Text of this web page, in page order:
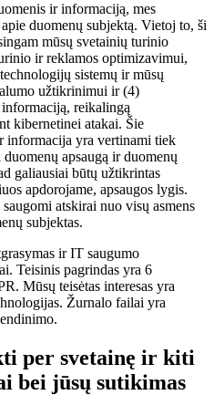
ir informaciją, mes
duomenų subjektą. Vietoj to, ši
mūsų svetainių turinio
ir reklamos optimizavimui,
sistemų ir mūsų
užtikrinimui ir (4)
reikalingą
kibernetinei atakai. Šie
informacija yra vertinami tiek
apsaugą ir duomenų
galiausiai būtų užtikrintas
apdorojame, apsaugos lygis.
atskirai nuo visų asmens
subjektas.
ir IT saugumo
Teisinis pagrindas yra 6
Mūsų teisėtas interesas yra
Žurnalo failai yra
per svetainę ir kiti
bei jūsų sutikimas